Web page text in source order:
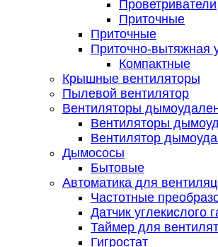
Проветриватели
Приточные
Приточные
Приточно-вытяжная
Компактные
Крышные вентиляторы
Пылевой вентилятор
Вентиляторы
Вентиляторы
Вентилятор
Дымососы
Бытовые
Автоматика для
Частотные
Датчик углекислого
Таймер для
Гигростат